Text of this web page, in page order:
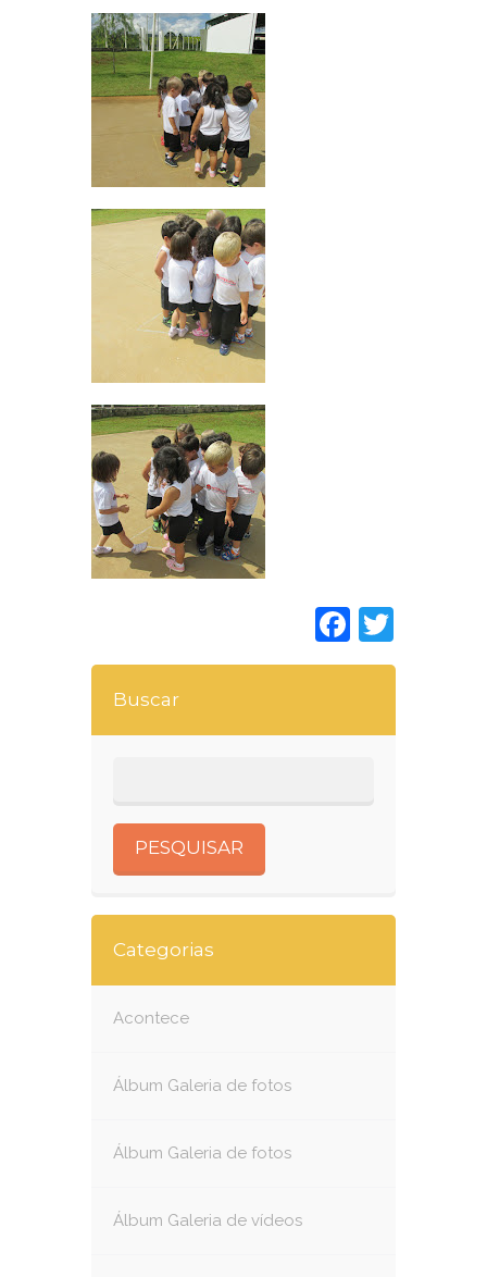
Buscar
Categorias
Acontece
Álbum Galeria de fotos
Álbum Galeria de fotos
Álbum Galeria de vídeos